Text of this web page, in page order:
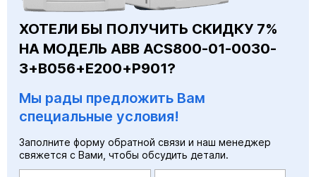
ХОТЕЛИ БЫ ПОЛУЧИТЬ СКИДКУ 7%
НА МОДЕЛЬ ABB ACS800-01-0030-
3+B056+E200+P901?
Мы рады предложить Вам
специальные условия!
Заполните форму обратной связи и наш менеджер
свяжется с Вами, чтобы обсудить детали.